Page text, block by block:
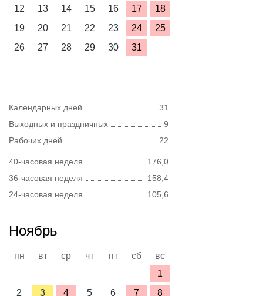
12
13 14 15 16 17
18
19
20 21 22 23 24
25
26
27 28 29 30 31
Календарных дней
31
Выходных и праздничных
9
Рабочих дней
22
40-часовая неделя
176,0
36-часовая неделя
158,4
24-часовая неделя
105,6
Ноябрь
пн вт ср чт пт сб
вс
1
2
3 4 5 6 7 8